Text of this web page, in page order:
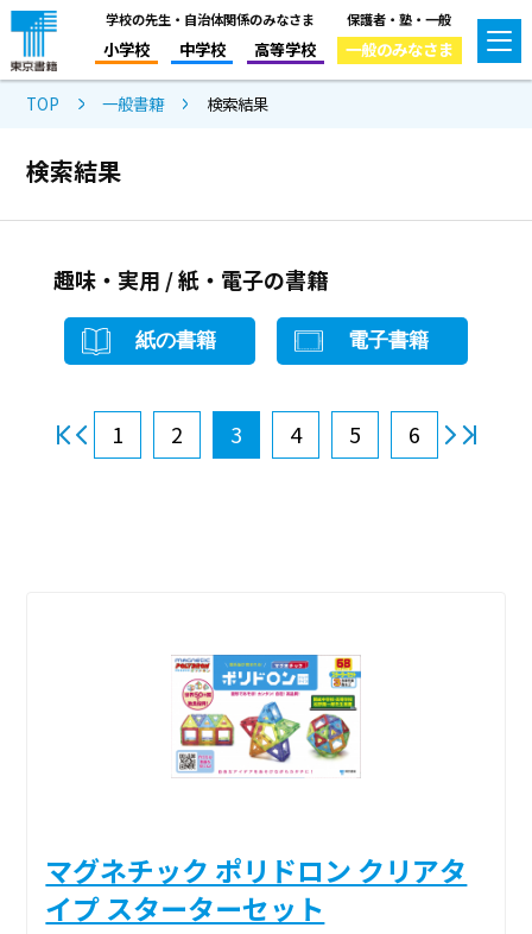
学校の先生・自治体関係のみなさま
小学校 中学校 高等学校
保護者・塾・一般
一般のみなさま
TOP 一般書籍 検索結果
検索結果
趣味・実用 / 紙・電子の書籍
紙の書籍 電子書籍
1 2 3 4 5 6
マグネチック ポリドロン クリアタ
イプ スターターセット